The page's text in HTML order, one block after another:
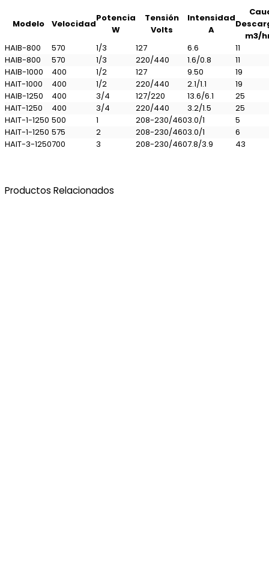
Modelo Velocidad
Potencia
W
Tensión
Volts
Intensidad
A
m3/
HAIB-800
570 1/3 127 6.6
11
HAIB-800
570 1/3 220/440 1.6/0.8
11
HAIB-1000
400 1/2 127 9.50
19
HAIT-1000
400 1/2 220/440 2.1/1.1
19
HAIB-1250
400 3/4 127/220 13.6/6.1
25
HAIT-1250
400 3/4 220/440 3.2/1.5
25
HAIT-1-1250 500 1 208-230/4603.0/1
5
HAIT-1-1250 575 2 208-230/4603.0/1
6
HAIT-3-1250700 3 208-230/4607.8/3.9 43
Productos Relacionados